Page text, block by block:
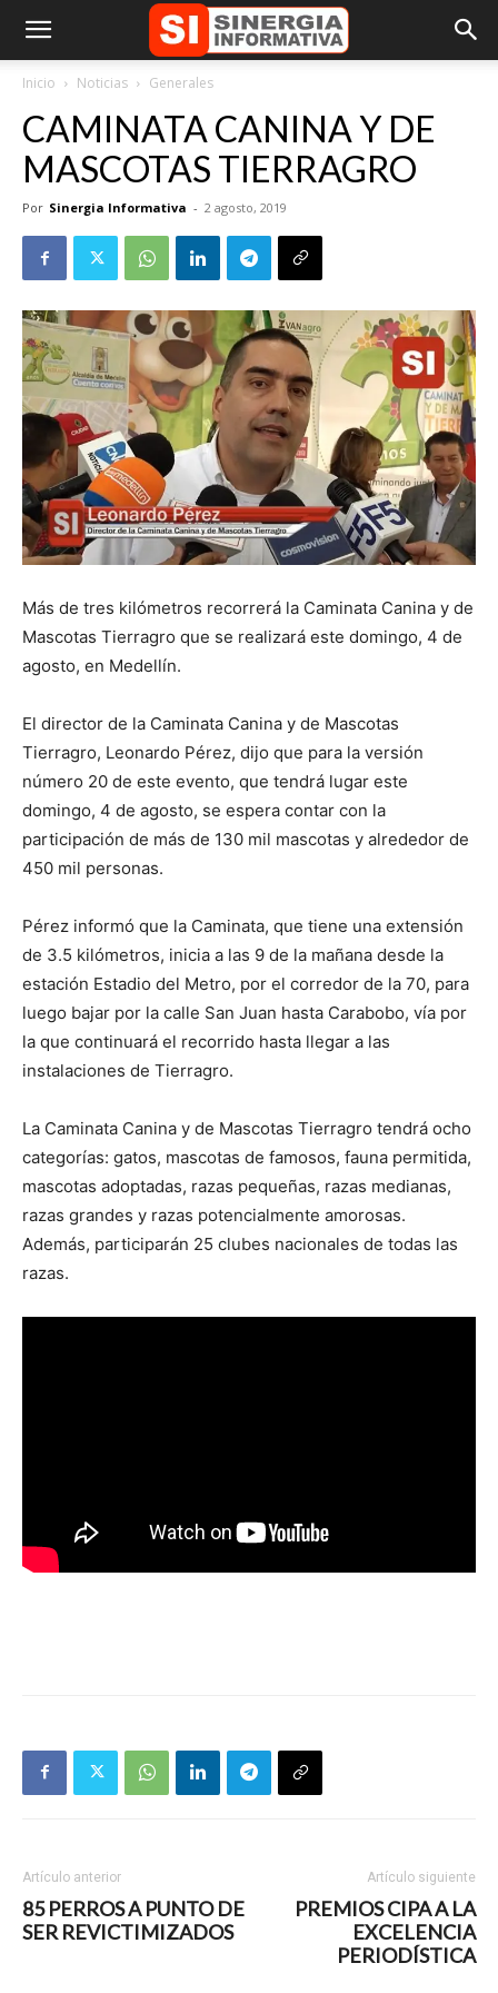
Inicio Noticias Generales
CAMINATA CANINA Y DE
MASCOTAS TIERRAGRO
Por Sinergia Informativa - 2 agosto, 2019
Más de tres kilómetros recorrerá la Caminata Canina y de
Mascotas Tierragro que se realizará este domingo, 4 de
agosto, en Medellín.
El director de la Caminata Canina y de Mascotas
Tierragro, Leonardo Pérez, dijo que para la versión
número 20 de este evento, que tendrá lugar este
domingo, 4 de agosto, se espera contar con la
participación de más de 130 mil mascotas y alrededor de
450 mil personas.
Pérez informó que la Caminata, que tiene una extensión
de 3.5 kilómetros, inicia a las 9 de la mañana desde la
estación Estadio del Metro, por el corredor de la 70, para
luego bajar por la calle San Juan hasta Carabobo, vía por
la que continuará el recorrido hasta llegar a las
instalaciones de Tierragro.
La Caminata Canina y de Mascotas Tierragro tendrá ocho
categorías: gatos, mascotas de famosos, fauna permitida,
mascotas adoptadas, razas pequeñas, razas medianas,
razas grandes y razas potencialmente amorosas.
Además, participarán 25 clubes nacionales de todas las
razas.
Artículo anterior
85 PERROS A PUNTO DE
SER REVICTIMIZADOS
Artículo siguiente
PREMIOS CIPA A LA
EXCELENCIA
PERIODÍSTICA